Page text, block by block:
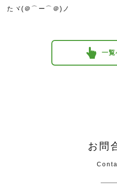
たヾ(＠⌒ー⌒＠)ノ
一覧
お問